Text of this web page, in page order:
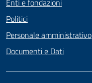
Politici
Personale amministrativo
Documenti e Dati